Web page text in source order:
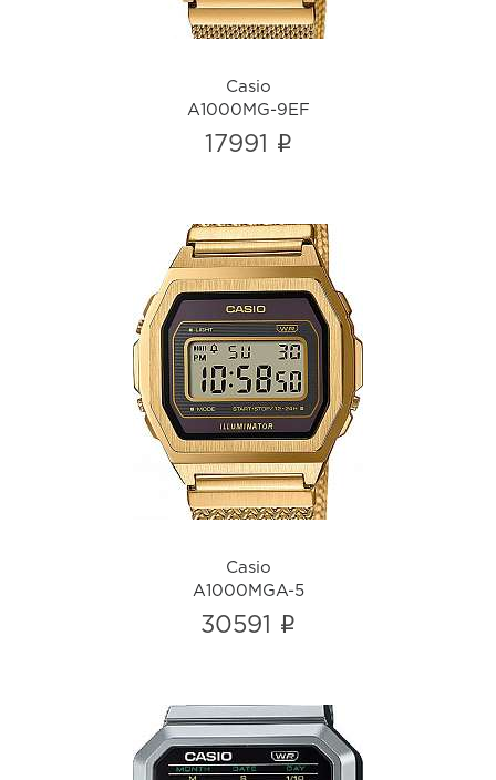
Casio
A1000MG-9EF
17991 i
Casio
A1000MGA-5
i
Casio
A1000MGA-5
30591 i